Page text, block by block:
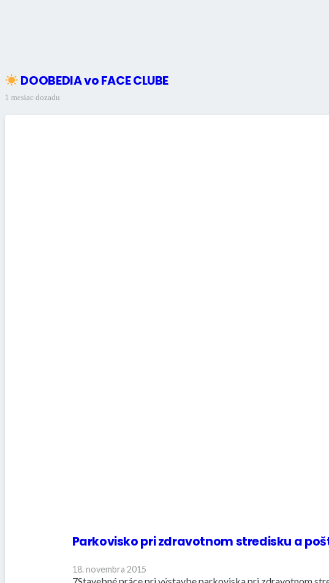
DOOBEDIA vo FACE CLUBE
1 mesiac dozadu
Parkovisko pri zdravotnom stredisku a
18. novembra 2015